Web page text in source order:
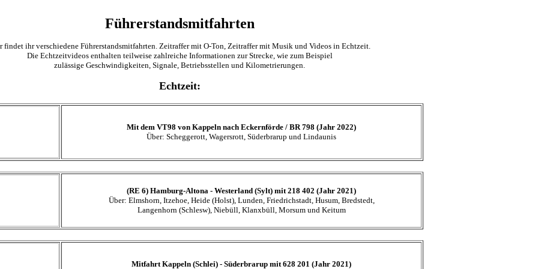
Führerstandsmitfahrten
findet ihr verschiedene Führerstandsmitfahrten. Zeitraffer mit O-Ton, Zeitraffer mit Musik und Videos in Echtzeit.
Die Echtzeitvideos enthalten teilweise zahlreiche Informationen zur Strecke, wie zum Beispiel
zulässige Geschwindigkeiten, Signale, Betriebsstellen und Kilometrierungen.
Echtzeit:
Mit dem VT98 von Kappeln nach Eckernförde / BR 798 (Jahr 2022)
Über: Scheggerott, Wagersrott, Süderbrarup und Lindaunis
(RE 6) Hamburg-Altona - Westerland (Sylt) mit 218 402 (Jahr 2021)
Über: Elmshorn, Itzehoe, Heide (Holst), Lunden, Friedrichstadt, Husum, Bredstedt,
Langenhorn (Schlesw), Niebüll, Klanxbüll, Morsum und Keitum
Mitfahrt Kappeln (Schlei) - Süderbrarup mit 628 201 (Jahr 2021)